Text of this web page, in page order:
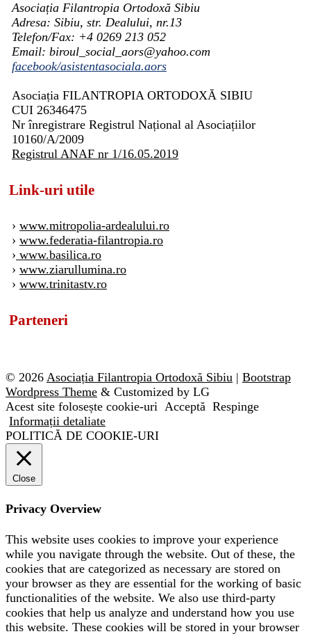
Asociația Filantropia Ortodoxă Sibiu
Adresa: Sibiu, str. Dealului, nr.13
Telefon/Fax: +4 0269 213 052
Email: biroul_social_aors@yahoo.com
facebook/asistentasociala.aors
Asociația FILANTROPIA ORTODOXĂ SIBIU
CUI 26346475
Nr înregistrare Registrul Național al Asociațiilor
10160/A/2009
Registrul ANAF nr 1/16.05.2019
Link-uri utile
› www.mitropolia-ardealului.ro
› www.federatia-filantropia.ro
› www.basilica.ro
› www.ziarullumina.ro
› www.trinitastv.ro
Parteneri
© 2026 Asociația Filantropia Ortodoxă Sibiu | Bootstrap
Wordpress Theme & Customized by LG
Acest site folosește cookie-uri Acceptă Respinge
Informații detaliate
POLITICĂ DE COOKIE-URI
Close
Privacy Overview
This website uses cookies to improve your experience
while you navigate through the website. Out of these, the
cookies that are categorized as necessary are stored on
your browser as they are essential for the working of basic
functionalities of the website. We also use third-party
cookies that help us analyze and understand how you use
this website. These cookies will be stored in your browser